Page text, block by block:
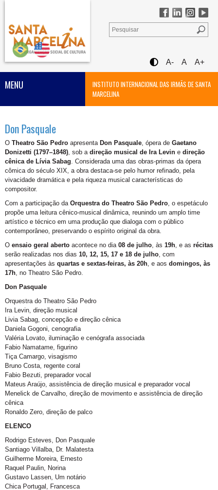
A- A A+
INSTITUTO INTERNACIONAL DAS IRMÃS DE SANTA
MARCELINA
MENU
Don Pasquale
O Theatro São Pedro apresenta Don Pasquale, ópera de Gaetano
Donizetti (1797–1848), sob a direção musical de Ira Levin e direção
cênica de Lívia Sabag. Considerada uma das obras-primas da ópera
cômica do século XIX, a obra destaca-se pelo humor refinado, pela
vivacidade dramática e pela riqueza musical características do
compositor.
Com a participação da Orquestra do Theatro São Pedro, o espetáculo
propõe uma leitura cênico-musical dinâmica, reunindo um amplo time
artístico e técnico em uma produção que dialoga com o público
contemporâneo, preservando o espírito original da obra.
O ensaio geral aberto acontece no dia 08 de julho, às 19h, e as récitas
serão realizadas nos dias 10, 12, 15, 17 e 18 de julho, com
apresentações às quartas e sextas-feiras, às 20h, e aos domingos, às
17h, no Theatro São Pedro.
Don Pasquale
Orquestra do Theatro São Pedro
Ira Levin, direção musical
Livia Sabag, concepção e direção cênica
Daniela Gogoni, cenografia
Valéria Lovato, iluminação e cenógrafa associada
Fabio Namatame, figurino
Tiça Camargo, visagismo
Bruno Costa, regente coral
Fabio Bezuti, preparador vocal
Mateus Araújo, assistência de direção musical e preparador vocal
Menelick de Carvalho, direção de movimento e assistência de direção
cênica
Ronaldo Zero, direção de palco
ELENCO
Rodrigo Esteves, Don Pasquale
Santiago Villalba, Dr. Malatesta
Guilherme Moreira, Ernesto
Raquel Paulin, Norina
Gustavo Lassen, Um notário
Chica Portugal, Francesca